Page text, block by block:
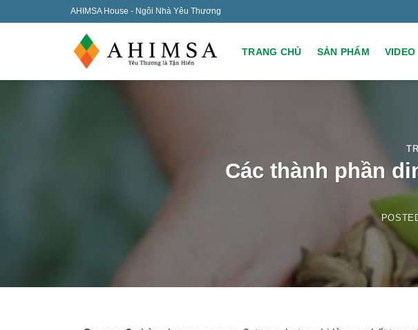
to
AHIMSA House - Ngôi Nhà Yêu Thương
TRANG CHỦ SẢN PHẨM VIDEO
Các thành phần